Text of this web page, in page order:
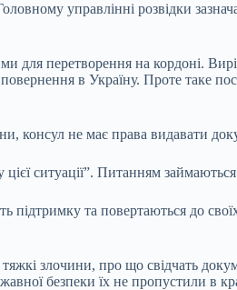
управлінні розвідки
для перетворення на кордоні.
в Україну. Проте таке
консул не має права видавати
ситуації”. Питанням займаються
та повертаються до
злочини, про що свідчать
безпеки їх не пропустили в